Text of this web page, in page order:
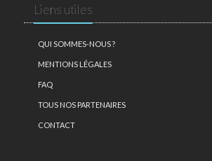
Liens utiles
QUI SOMMES-NOUS ?
MENTIONS LÉGALES
FAQ
TOUS NOS PARTENAIRES
CONTACT